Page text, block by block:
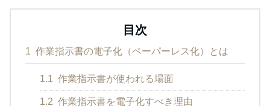
目次
1 作業指示書の電子化（ペーパーレス化）とは
1.1 作業指示書が使われる場面
1.2 作業指示書を電子化すべき理由